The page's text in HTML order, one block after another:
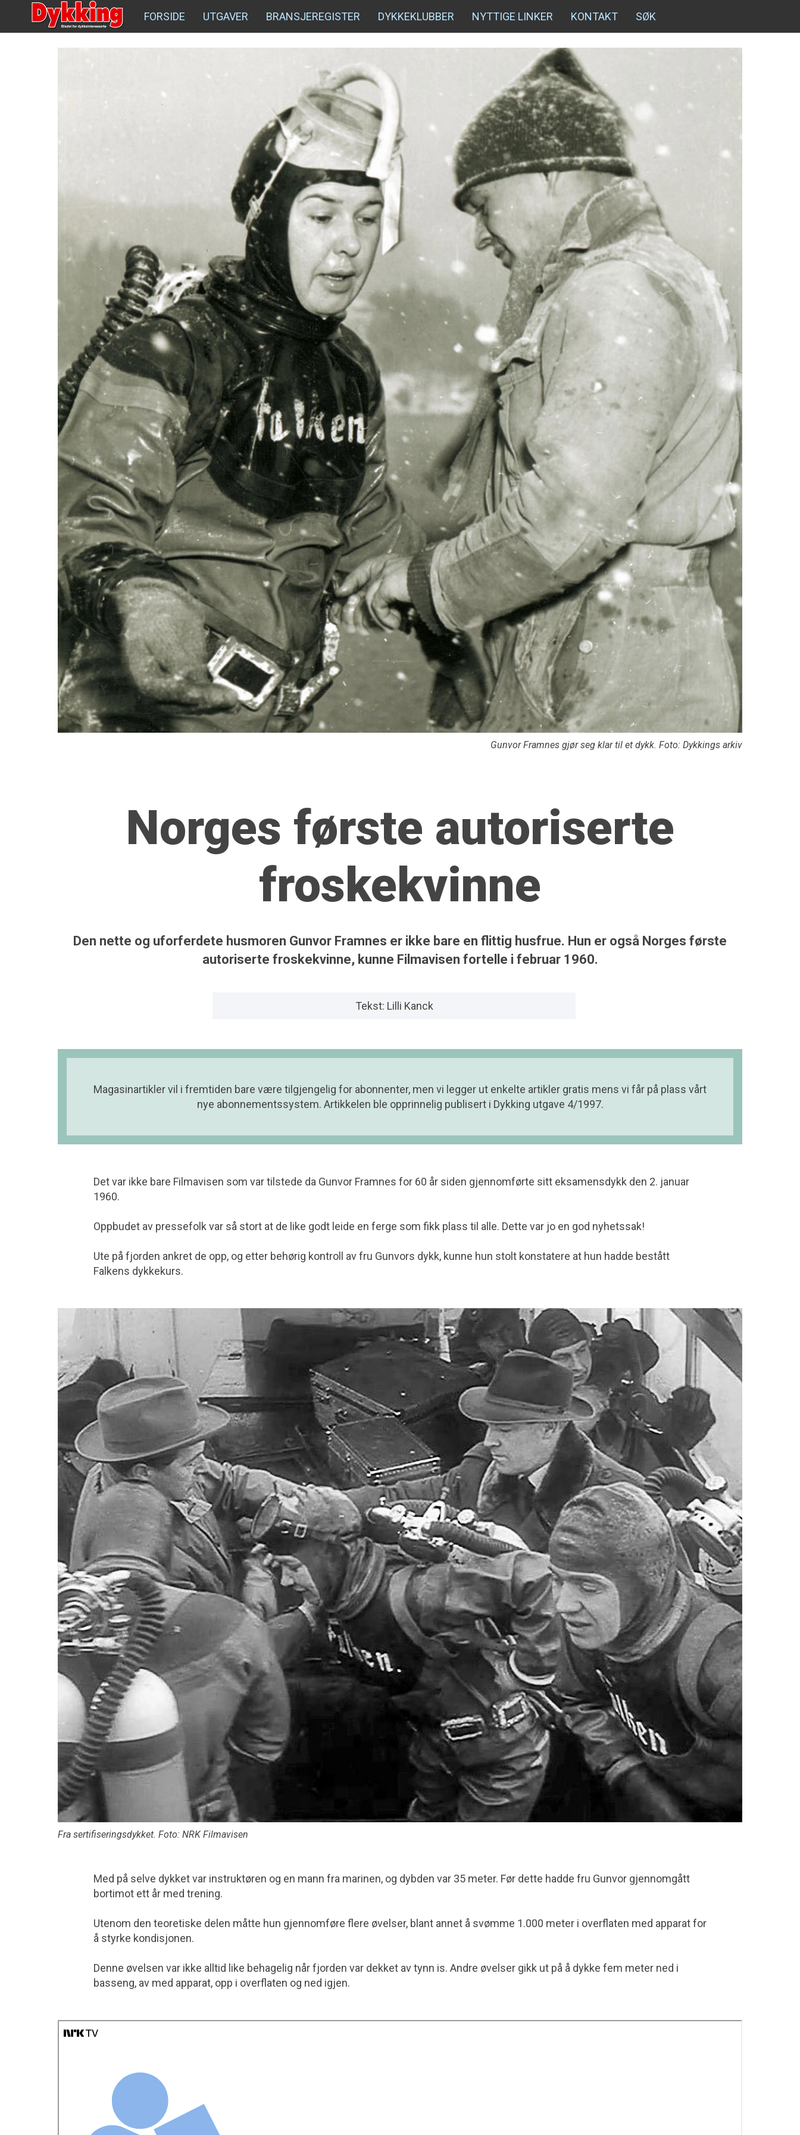
FORSIDE UTGAVER BRANSJEREGISTER DYKKEKLUBBER NYTTIGE LINKER KONTAKT SØK
Gunvor Framnes gjør seg klar til et dykk. Foto: Dykkings arkiv
Norges første autoriserte
froskekvinne
Den nette og uforferdete husmoren Gunvor Framnes er ikke bare en flittig husfrue. Hun er også Norges første
autoriserte froskekvinne, kunne Filmavisen fortelle i februar 1960.
Tekst: Lilli Kanck
Magasinartikler vil i fremtiden bare være tilgjengelig for abonnenter, men vi legger ut enkelte artikler gratis mens vi får på plass vårt
nye abonnementssystem. Artikkelen ble opprinnelig publisert i Dykking utgave 4/1997.
Det var ikke bare Filmavisen som var tilstede da Gunvor Framnes for 60 år siden gjennomførte sitt eksamensdykk den 2. januar
1960.
Oppbudet av pressefolk var så stort at de like godt leide en ferge som fikk plass til alle. Dette var jo en god nyhetssak!
Ute på fjorden ankret de opp, og etter behørig kontroll av fru Gunvors dykk, kunne hun stolt konstatere at hun hadde bestått
Falkens dykkekurs.
Fra sertifiseringsdykket. Foto: NRK Filmavisen
Med på selve dykket var instruktøren og en mann fra marinen, og dybden var 35 meter. Før dette hadde fru Gunvor gjennomgått
bortimot ett år med trening.
Utenom den teoretiske delen måtte hun gjennomføre flere øvelser, blant annet å svømme 1.000 meter i overflaten med apparat for
å styrke kondisjonen.
Denne øvelsen var ikke alltid like behage­lig når fjorden var dekket av tynn is. Andre øvelser gikk ut på å dykke fem meter ned i
basseng, av med apparat, opp i overflaten og ned igjen.